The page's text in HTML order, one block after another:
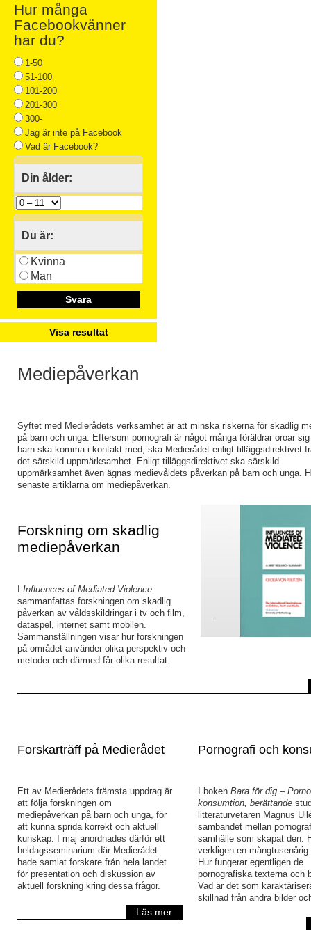
Hur många
Facebookvänner
har du?
1-50
51-100
101-200
201-300
300-
Jag är inte på Facebook
Vad är Facebook?
Din ålder:
Du är:
Kvinna
Man
Svara
Visa resultat
Mediepåverkan
Syftet med Medierådets verksamhet är att minska riskerna för skadlig
på barn och unga. Eftersom pornografi är något många föräldrar oroar
barn ska komma i kontakt med, ska Medierådet enligt tilläggsdirektivet
det särskild uppmärksamhet. Enligt tilläggsdirektivet ska särskild
uppmärksamhet även ägnas medievåldets påverkan på barn och unga.
senaste artiklarna om mediepåverkan.
Forskning om skadlig
mediepåverkan
I Influences of Mediated Violence
sammanfattas forskningen om skadlig
påverkan av våldsskildringar i tv och film,
dataspel, internet samt mobilen.
Sammanställningen visar hur forskningen
på området använder olika perspektiv och
metoder och därmed får olika resultat.
Forskarträff på Medierådet
Ett av Medierådets främsta uppdrag är
att följa forskningen om
mediepåverkan på barn och unga, för
att kunna sprida korrekt och aktuell
kunskap. I maj anordnades därför ett
heldagsseminarium där Medierådet
hade samlat forskare från hela landet
för presentation och diskussion av
aktuell forskning kring dessa frågor.
Läs mer
Pornografi och
I boken Bara för dig –
konsumtion, berättande
litteraturvetaren Magnus
sambandet mellan
samhälle som skapat den.
verkligen en mångtusenårig
Hur fungerar egentligen de
pornografiska texterna och
Vad är det som
skillnad från andra bilder